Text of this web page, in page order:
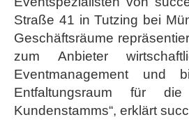
Straße 41 in Tutzing bei
Geschäftsräume
zum Anbieter
Eventmanagement und
Entfaltungsraum für
Kundenstamms“, erklärt